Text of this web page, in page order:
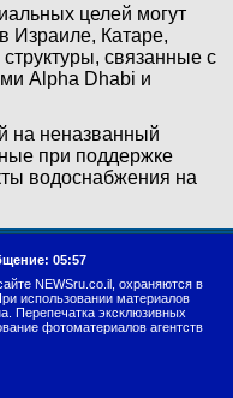
целей могут
Израиле, Катаре,
связанные с
Alpha Dhabi и
на неназванный
при поддержке
водоснабжения на
05:57
NEWSru.co.il, охраняются в
использовании материалов
Перепечатка эксклюзивных
фотоматериалов агентств